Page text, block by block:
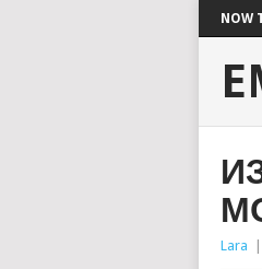
NOW
Lara